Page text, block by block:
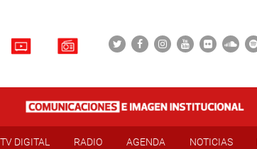
TV DIGITAL RADIO AGENDA NOTICIAS